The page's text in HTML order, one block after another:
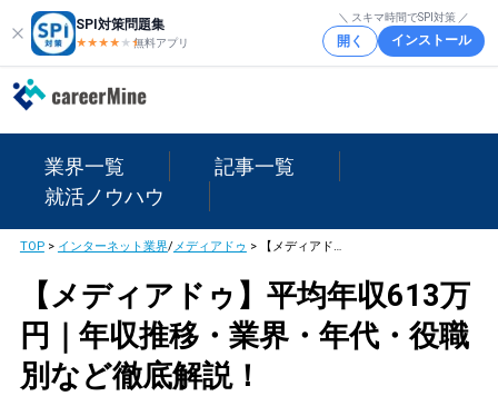
SPI対策問題集
★★★★ ★★
無料アプリ
＼ スキマ時間でSPI対策 ／
開く インストール
業界一覧
記事一覧
就活ノウハウ
TOP> インターネット業界/メディアドゥ > 【メディアドゥ】平均年収613万円｜年収推移・業界・年代・役職別など徹底解説！
【メディアドゥ】平均年収613万
円｜年収推移・業界・年代・役職
別など徹底解説！